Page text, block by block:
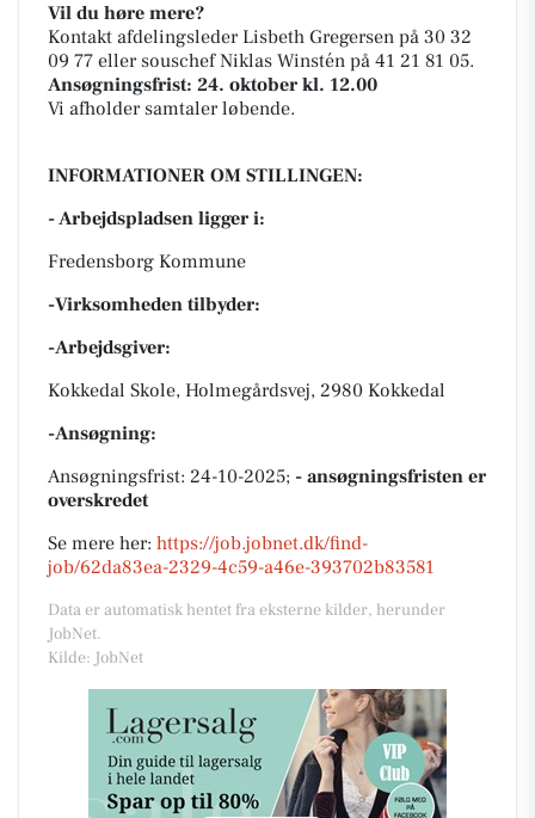
Vil du høre mere?
Kontakt afdelingsleder Lisbeth Gregersen på 30 32
09 77 eller souschef Niklas Winstén på 41 21 81 05.
Ansøgningsfrist: 24. oktober kl. 12.00
Vi afholder samtaler løbende.
INFORMATIONER OM STILLINGEN:
- Arbejdspladsen ligger i:
Fredensborg Kommune
-Virksomheden tilbyder:
-Arbejdsgiver:
Kokkedal Skole, Holmegårdsvej, 2980 Kokkedal
-Ansøgning:
Ansøgningsfrist: 24-10-2025; - ansøgningsfristen er
overskredet
Se mere her: https://job.jobnet.dk/find-
job/62da83ea-2329-4c59-a46e-393702b83581
Data er automatisk hentet fra eksterne kilder, herunder
JobNet.
Kilde: JobNet